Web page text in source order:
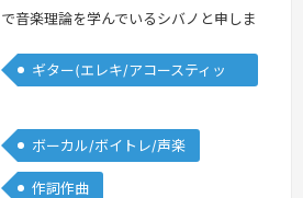
で音楽理論を学んでいるシバノと申しま
りを始め、ワンマンライブも10回以上
どうやって活動を始めたらいいのかわか
らない方、どうやって活動を広げていけ
ばいいのかわからない方、今までの経験
ギター(エレキ/アコースティッ
ボーカル/ボイトレ/声楽
作詞作曲